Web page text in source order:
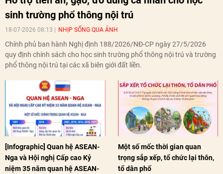
sinh trường phổ thông nội trú
18-07-2026 08:13 NHỊP SỐNG QUA ẢNH
Chính phủ ban hành Nghị định 188/2026/NĐ-CP ngày 27/5/2026
quy định chính sách cho học sinh trường phổ thông nội trú và trường
phổ thông nội trú tại các xã biên giới đất liền.
[Infographic] Quan hệ ASEAN-
Nga và Hội nghị Cấp cao Kỷ
niệm 35 năm quan hệ ASEAN-
Một số mốc thời gian quan
trọng sắp xếp, tổ chức lại thôn,
tổ dân phố